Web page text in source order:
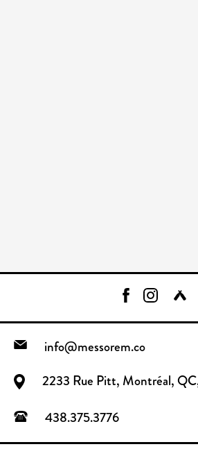
info@messorem.co
2233 Rue Pitt, Montréal,
438.375.3776